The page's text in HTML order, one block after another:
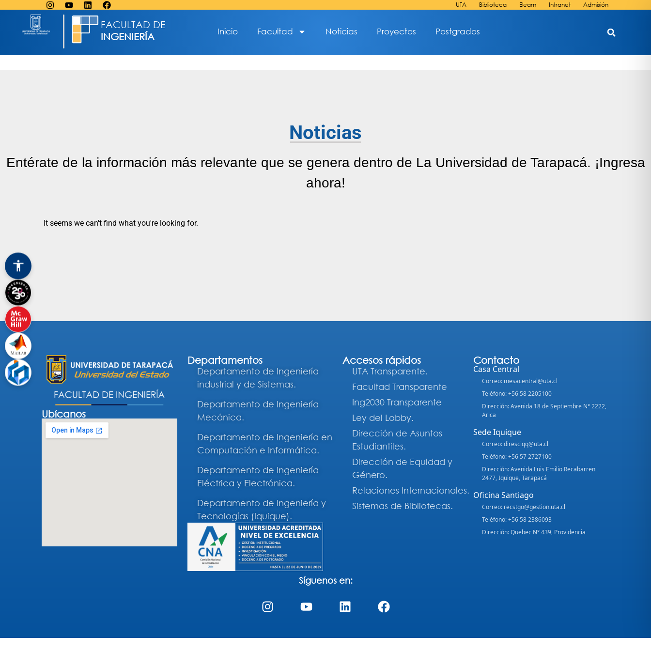
UTA Biblioteca Elearn Intranet Admisión
FACULTAD DE
INGENIERÍA
Inicio Facultad Noticias Proyectos Postgrados
Noticias
Entérate de la información más relevante que se genera dentro de La Universidad de Tarapacá. ¡Ingresa
ahora!
It seems we can't find what you're looking for.
Ubícanos
Departamentos
Departamento de Ingeniería
industrial y de Sistemas.
Departamento de Ingeniería
Mecánica.
Departamento de Ingeniería en
Computación e Informática.
Departamento de Ingeniería
Eléctrica y Electrónica.
Departamento de Ingeniería y
Tecnologías (Iquique).
Accesos rápidos
UTA Transparente.
Facultad Transparente
Ing2030 Transparente
Ley del Lobby.
Dirección de Asuntos
Estudiantiles.
Dirección de Equidad y
Género.
Relaciones Internacionales.
Sistemas de Bibliotecas.
Contacto
Casa Central
Correo: mesacentral@uta.cl
Teléfono: +56 58 2205100
Dirección: Avenida 18 de Septiembre N° 2222,
Arica
Sede Iquique
Correo: diresciqq@uta.cl
Teléfono: +56 57 2727100
Dirección: Avenida Luis Emilio Recabarren
2477, Iquique, Tarapacá
Oficina Santiago
Correo: recstgo@gestion.uta.cl
Teléfono: +56 58 2386093
Dirección: Quebec N° 439, Providencia
Síguenos en: